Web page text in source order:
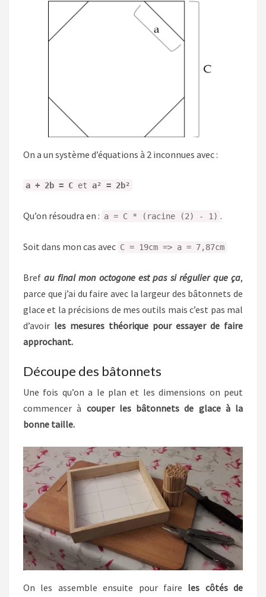
On a un système d’équations à 2 inconnues avec :
a + 2b = C et a² = 2b²
Qu’on résoudra en : a = C * (racine (2) - 1) .
Soit dans mon cas avec C = 19cm => a = 7,87cm
Brefau final mon octogone est pas si régulier que ça,
parce que j’ai du faire avec la largeur des bâtonnets de
glace et la précisions de mes outils mais c’est pas mal
d’avoir les mesures théorique pour essayer de faire
approchant.
Découpe des bâtonnets
Une fois qu’on a le plan et les dimensions on peut
commencer à couper les bâtonnets de glace à la
bonne taille.
On les assemble ensuite pour faire les côtés de